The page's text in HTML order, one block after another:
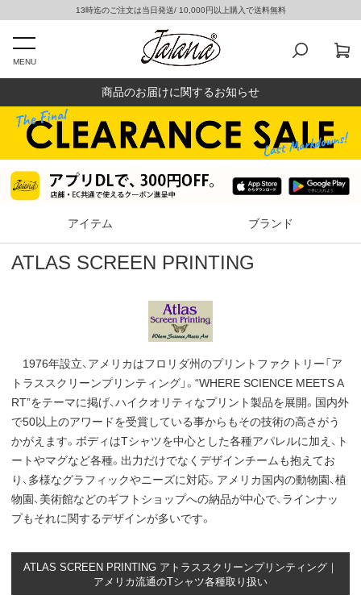
13時迄のご注文は当日発送/ 10,000円以上購入で送料無料
MENU
商品のお届けに関するお知らせ
アイテム ブランド
ATLAS SCREEN PRINTING
1976年設立、アメリカはフロリダ州のプリントファクトリー「ア
トラススクリーンプリンティング」。“WHERE SCIENCE MEETS A
RT”をテーマに掲げ、ハイクオリティなプリント製品を展開。国内外
で50以上のアワードを受賞している事からもその技術の高さがう
かがえます。ボディはTシャツを中心とした各種アパレルに加え、ト
ートやマグなど各種。出力だけでなくデザインチームも抱えてお
り、多様なグラフィックやニーズに対応。アメリカ国内の動物園、植
物園、美術館などのギフトショップへの納品が中心で、ラインナッ
プもそれに関するデザインが多いです。
ATLAS SCREEN PRINTING アトラススクリーンプリンティング｜
アメリカ流通のTシャツ各種取り扱い